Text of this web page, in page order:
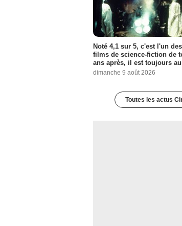
Noté 4,1 sur 5, c'est l'un
films de science-fiction de
ans après, il est toujours
dimanche 9 août 2026
Toutes les actus